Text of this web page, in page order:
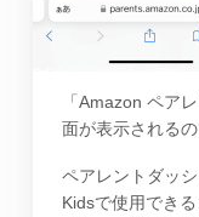
「Amazon ペア
面が表示される
ペアレントダッ
Kidsで使用でき